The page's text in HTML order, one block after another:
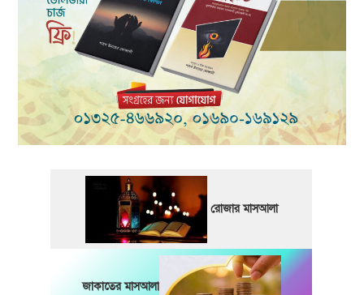
রোজার মাসআলা
জাকাতের মাসআলা